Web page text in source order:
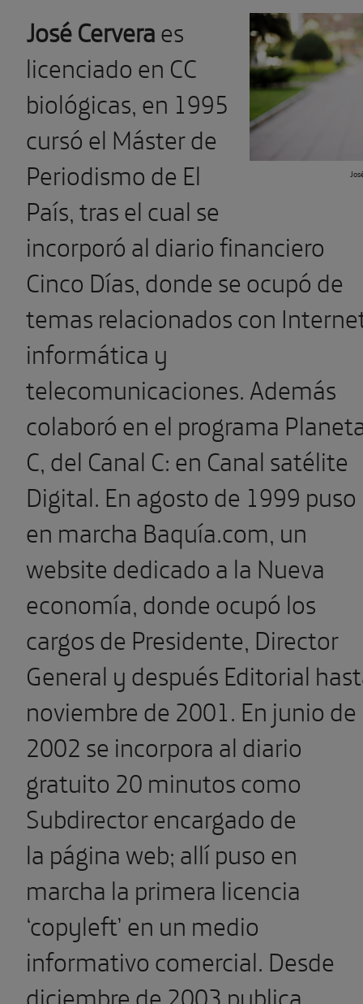
José Cerveraes
licenciado en CC
biológicas, en 1995
cursó el Máster de
Periodismo de El
País, tras el cual se
incorporó al diario financiero
Cinco Días, donde se ocupó de
temas relacionados con
informática y
telecomunicaciones. Además
colaboró en el programa
C, del Canal C: en Canal satélite
Digital. En agosto de 1999 puso
en marcha Baquía.com, un
website dedicado a la Nueva
economía, donde ocupó los
cargos de Presidente, Director
General y después Editorial
noviembre de 2001. En junio de
2002 se incorpora al diario
gratuito 20 minutos como
Subdirector encargado de
la página web; allí puso en
marcha la primera licencia
‘copyleft’ en un medio
informativo comercial. Desde
diciembre de 2003 publica